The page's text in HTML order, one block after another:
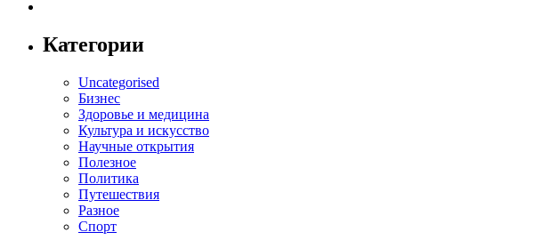
Категории
Uncategorised
Бизнес
Здоровье и медицина
Культура и искусство
Научные открытия
Полезное
Политика
Путешествия
Разное
Спорт